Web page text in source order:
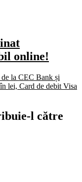
online!
la CEC Bank și
lei, Card de debit Visa
l către